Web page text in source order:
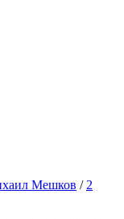
Мешков / 2